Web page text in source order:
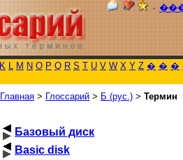
٠
K L M N O P Q R S T U V W X Y Z � � �
Главная > Глоссарий > Б (рус.) > Термин
Базовый диск
Basic disk